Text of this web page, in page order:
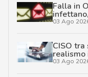
Falla in
03 Ago
CISO
03 Ago